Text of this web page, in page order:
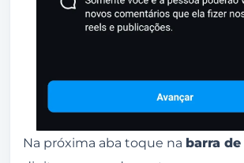
Na próxima aba toque na barra